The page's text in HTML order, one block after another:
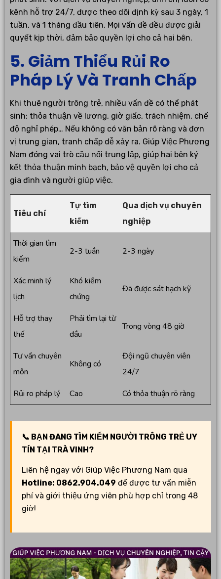
kênh hỗ trợ 24/7, được theo dõi định kỳ sau 3 ngày, 1
tuần, và 1 tháng đầu tiên. Mọi vấn đề đều được giải
quyết kịp thời, đảm bảo quyền lợi cho cả hai bên.
5. Giảm Thiểu Rủi Ro
Pháp Lý Và Tranh Chấp
Khi thuê người trông trẻ, nhiều vấn đề có thể phát
sinh: thỏa thuận về lương, giờ giấc, trách nhiệm, chế
độ nghỉ phép… Nếu không có văn bản rõ ràng và đơn
vị trung gian, tranh chấp dễ xảy ra. Giúp Việc Phương
Nam đóng vai trò cầu nối trung lập, giúp hai bên ký
kết thỏa thuận minh bạch, bảo vệ quyền lợi cho cả
gia đình và người giúp việc.
Tiêu chí
Tự tìm
kiếm
Qua dịch vụ chuyên
nghiệp
Thời gian tìm
kiếm
2-3 tuần 2-3 ngày
Xác minh lý
lịch
Khó kiểm
chứng
Đã được sát hạch kỹ
Hỗ trợ thay
thế
Phải tìm lại từ
đầu
Trong vòng 48 giờ
Tư vấn chuyên
môn
Không có
Đội ngũ chuyên viên
24/7
Rủi ro pháp lý
Cao Có thỏa thuận rõ ràng
📞 BẠN ĐANG TÌM KIẾM NGƯỜI TRÔNG TRẺ UY
TÍN TẠI TRÀ VINH?
Liên hệ ngay với Giúp Việc Phương Nam qua
Hotline: 0862.904.049 để được tư vấn miễn
phí và giới thiệu ứng viên phù hợp chỉ trong 48
giờ!